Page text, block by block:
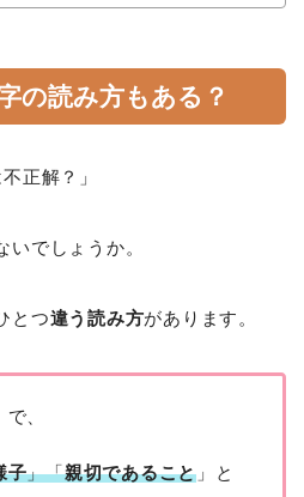
の読み方もある？
正解？」
いでしょうか。
とつ違う読み方があります。
で、
子」「親切であること 」と